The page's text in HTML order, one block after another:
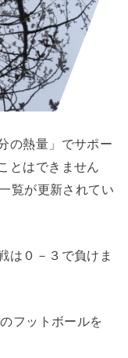
の熱量」でサポー
とはできません
覧が更新されてい
は０－３で負けま
フットボールを